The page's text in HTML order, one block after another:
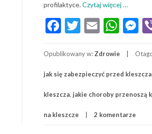
profilaktyce.Czytaj więcej
na
kleszcze
…
Facebook
Twitter
Email
Opublikowany w: Zdrowie
jak się zabezpieczyć przed
kleszcza, jakie choroby przenoszą
na kleszcze 2 komentarze